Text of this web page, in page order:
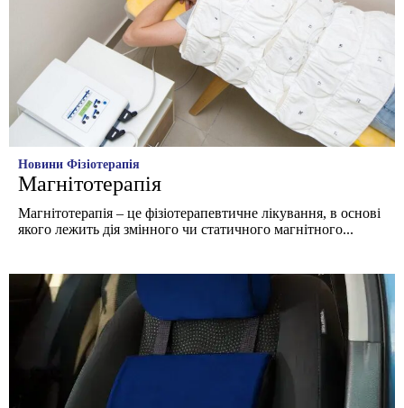
Новини Фізіотерапія
Магнітотерапія
Магнітотерапія – це фізіотерапевтичне лікування, в основі
якого лежить дія змінного чи статичного магнітного...